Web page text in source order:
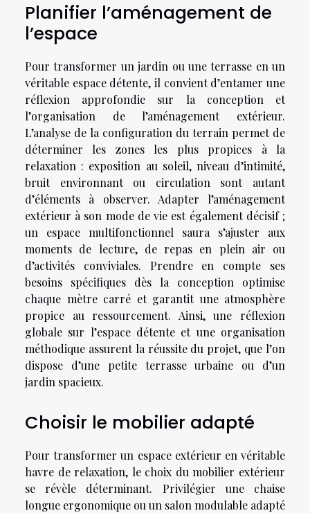
Planifier l’aménagement de
l’espace
Pour transformer un jardin ou une terrasse en un
véritable espace détente, il convient d’entamer une
réflexion approfondie sur la conception et
l’organisation de l’aménagement extérieur.
L’analyse de la configuration du terrain permet de
déterminer les zones les plus propices à la
relaxation : exposition au soleil, niveau d’intimité,
bruit environnant ou circulation sont autant
d’éléments à observer. Adapter l’aménagement
extérieur à son mode de vie est également décisif ;
un espace multifonctionnel saura s’ajuster aux
moments de lecture, de repas en plein air ou
d’activités conviviales. Prendre en compte ses
besoins spécifiques dès la conception optimise
chaque mètre carré et garantit une atmosphère
propice au ressourcement. Ainsi, une réflexion
globale sur l’espace détente et une organisation
méthodique assurent la réussite du projet, que l’on
dispose d’une petite terrasse urbaine ou d’un
jardin spacieux.
Choisir le mobilier adapté
Pour transformer un espace extérieur en véritable
havre de relaxation, le choix du mobilier extérieur
se révèle déterminant. Privilégier une chaise
longue ergonomique ou un salon modulable adapté